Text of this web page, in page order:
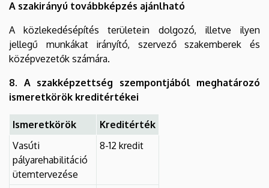
A szakirányú továbbképzés ajánlható
A közlekedésépítés területein dolgozó, illetve ilyen
jellegű munkákat irányító, szervező szakemberek és
középvezetők számára.
8. A szakképzettség szempontjából meghatározó
ismeretkörök kreditértékei
Ismeretkörök
Kreditérték
Vasúti
pályarehabilitáció
ütemtervezése
8-12 kredit